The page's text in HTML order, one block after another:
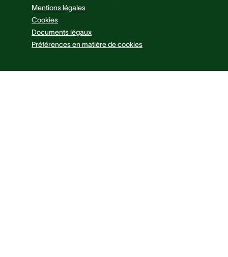
Mentions légales
Cookies
Documents légaux
Préférences en matière de cookies